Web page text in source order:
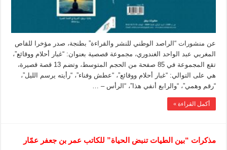
عن منشورات “الراصد الوطني للنشر والقراءة” بطنجة، صدر مؤخرا للقاص
المغربي عبد الواحد الغندوري، مجموعة قصصية بعنوان: “غبار أحلام ووقائع”،
تقع المجموعة في 85 صفحة من الحجم المتوسط، وتضم 13 قصة قصيرة،
هي على التوالي: “غبار أحلام ووقائع”، “عطش وفناء”، “رأيته يرسم الليل”،
“رقم وهمي”، “والرابع أنفي هذا”، “الرأس – …
أكمل القراءة »
مذكرات “بين الطيات تنبض الحياة” للكاتب عمر بن جعفر عمّار